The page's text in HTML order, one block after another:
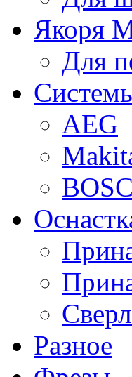
Якоря
Для
AEG
Разное